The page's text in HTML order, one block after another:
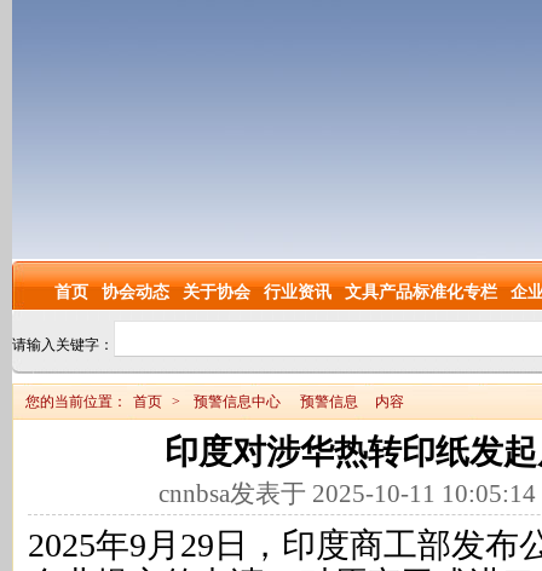
首页 协会动态 关于协会 行业资讯 文具产品标准化专栏 企
请输入关键字：
您的当前位置： 首页 > 预警信息中心 预警信息 内容
印度对涉华热转印纸发
cnnbsa发表于 2025-10-11
2025年9月29日，印度商工部发布